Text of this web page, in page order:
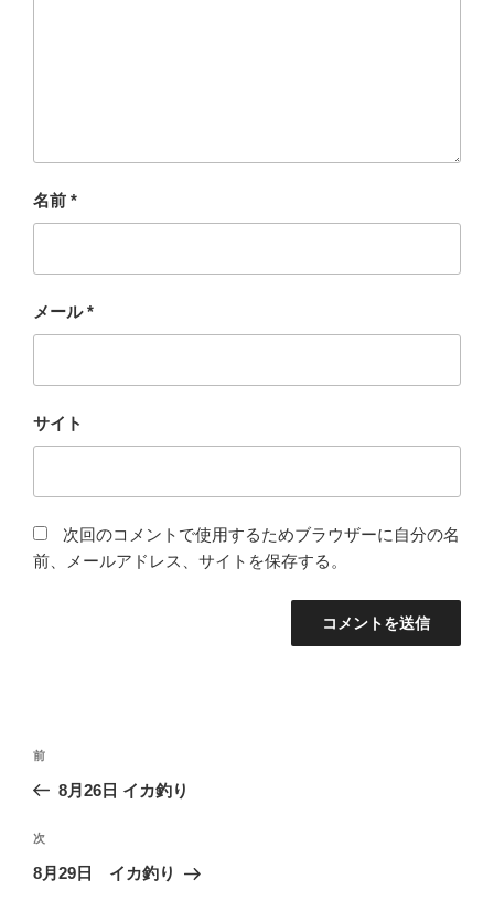
名前 *
メール*
サイト
次回のコメントで使用するためブラウザーに自分の名
前、メールアドレス、サイトを保存する。
投
ビ
ゲ
前
の
稿
前
8月26日 イカ釣り
次
の
次
8月29日 イカ釣り